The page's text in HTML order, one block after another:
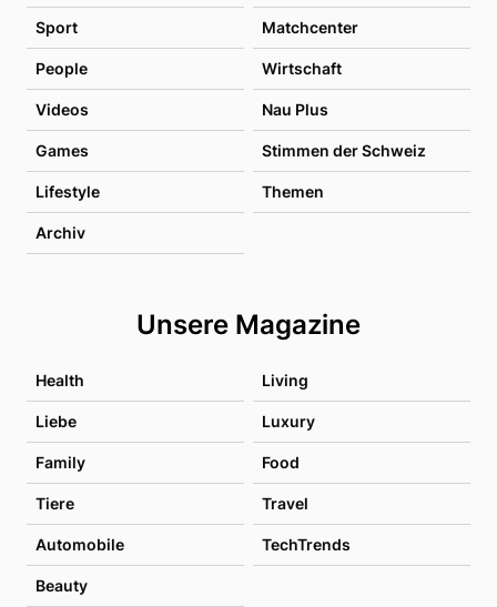
Sport Matchcenter
People Wirtschaft
Videos Nau Plus
Games Stimmen der Schweiz
Lifestyle Themen
Archiv
Unsere Magazine
Health Living
Liebe Luxury
Family Food
Tiere Travel
Automobile TechTrends
Beauty